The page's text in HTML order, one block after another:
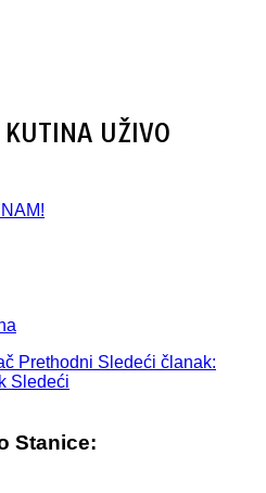
UŽIVO
Prethodni Sledeći članak:
Sledeći
Stanice: